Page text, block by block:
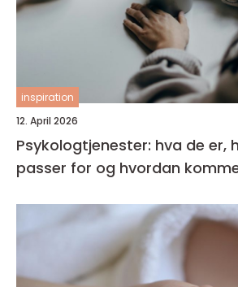
inspiration
12. April 2026
Psykologtjenester: hva de er,
passer for og hvordan